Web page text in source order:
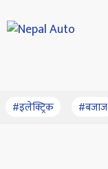
#इलेक्ट्रिक #बजाज